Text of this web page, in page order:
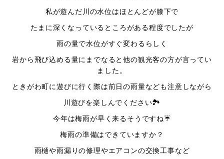
私が遊んだ川の水位はほとんどが膝下で
たまに深くなっているところがある程度でしたが
雨の量で水位がすぐ変わるらしく
岩から飛び込める量にまでなると他の観光客の方が言ってい
ました。
ときがわ町に遊びに行く際は前日の雨量なども注意しながら
川遊びを楽しんでください🏞
今年は梅雨が早く来るそうですね☔️
梅雨の準備はできていますか？
雨樋や雨漏りの修理やエアコンの交換工事など